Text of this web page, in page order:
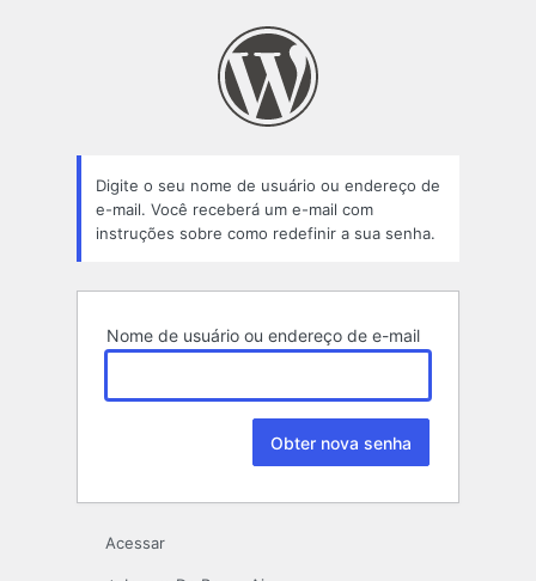
Digite o seu nome de usuário ou endereço de
e-mail. Você receberá um e-mail com
instruções sobre como redefinir a sua senha.
Nome de usuário ou endereço de e-mail
Acessar